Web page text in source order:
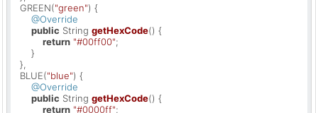
  GREEN(
"green") {
@Override
public String getHexCode() {
return "#00ff00";
      }
  },
  BLUE(
"blue") {
@Override
public String getHexCode() {
return "#0000ff";